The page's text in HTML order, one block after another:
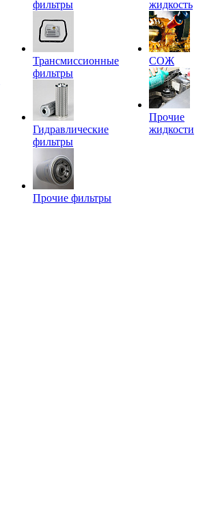
фильтры
Трансмиссионные
фильтры
Гидравлические
фильтры
Прочие фильтры
жидкость
СОЖ
Прочие
жидкости